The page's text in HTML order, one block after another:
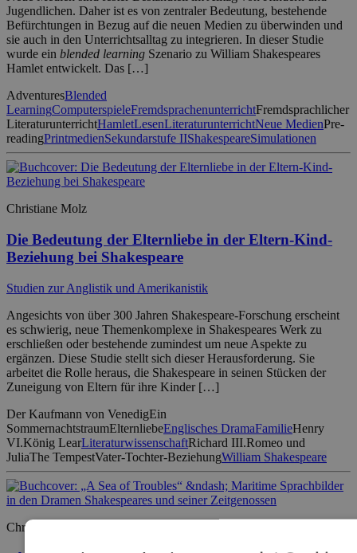
Jugendlichen. Daher ist es von zentraler Bedeutung, bestehende
Befürchtungen in Bezug auf die neuen Medien zu überwinden und
sie auch in den Unterrichtsalltag zu integrieren. In dieser Studie
wurde ein blended learning Szenario zu William Shakespeares
Hamlet entwickelt. Das […]
AdventuresBlended
LearningComputerspieleFremdsprachenunterrichtFremdsprachlicher
LiteraturunterrichtHamletLesenLiteraturunterrichtNeue MedienPre-
readingPrintmedienSekundarstufe IIShakespeareSimulationen
Christiane Molz
Die Bedeutung der Elternliebe in der Eltern-Kind-
Beziehung bei Shakespeare
Studien zur Anglistik und Amerikanistik
Angesichts von über 300 Jahren Shakespeare-Forschung erscheint
es schwierig, neue Themenkomplexe in Shakespeares Werk zu
erschließen oder bestehende zumindest um neue Aspekte zu
ergänzen. Diese Studie stellt sich dieser Herausforderung. Sie
arbeitet die Rolle heraus, die Shakespeare in seinen Stücken der
Zuneigung von Eltern für ihre Kinder […]
Der Kaufmann von VenedigEin
SommernachtstraumElternliebeEnglisches DramaFamilieHenry
VI.König LearLiteraturwissenschaftRichard III.Romeo und
JuliaThe TempestVater-Tochter-BeziehungWilliam Shakespeare
Christof Rickert